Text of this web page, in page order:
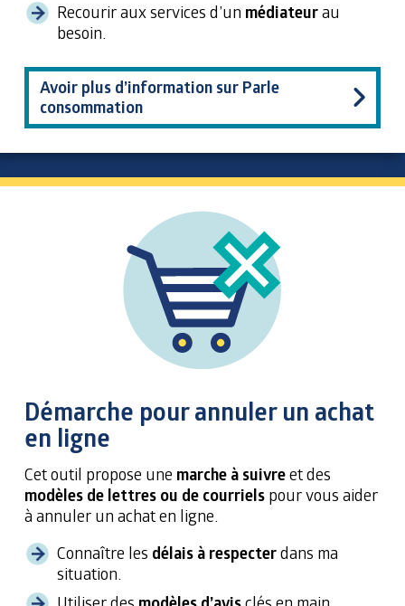
Recourir aux services d’un médiateurau
besoin.
Avoir plus d’information sur Parle
consommation
Démarche pour annuler un achat
en ligne
Cet outil propose une marche à suivreet des
modèles de lettres ou de courriels pour vous aider
à annuler un achat en ligne.
Connaître les délais à respecterdans ma
situation.